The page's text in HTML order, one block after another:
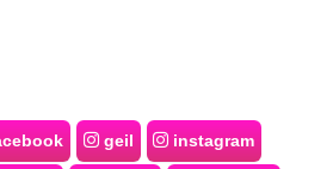
geil instagram